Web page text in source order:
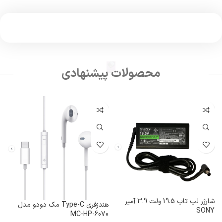
محصولات پیشنهادی
شارژر لپ تاپ 19.5 ولت 3.9 آمپر
SONY
هندزفری Type-C مک دودو مدل
MC-HP-6070